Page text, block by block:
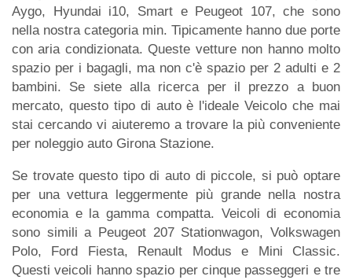
Aygo, Hyundai i10, Smart e Peugeot 107, che sono
nella nostra categoria min. Tipicamente hanno due porte
con aria condizionata. Queste vetture non hanno molto
spazio per i bagagli, ma non c'è spazio per 2 adulti e 2
bambini. Se siete alla ricerca per il prezzo a buon
mercato, questo tipo di auto è l'ideale Veicolo che mai
stai cercando vi aiuteremo a trovare la più conveniente
per noleggio auto Girona Stazione.
Se trovate questo tipo di auto di piccole, si può optare
per una vettura leggermente più grande nella nostra
economia e la gamma compatta. Veicoli di economia
sono simili a Peugeot 207 Stationwagon, Volkswagen
Polo, Ford Fiesta, Renault Modus e Mini Classic.
Questi veicoli hanno spazio per cinque passeggeri e tre